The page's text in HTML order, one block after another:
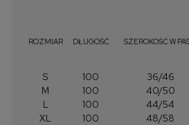
ROZMIAR DŁUGOŚĆ SZEROKOŚĆ W
S 100 36/46
M
100 40/50
L
100 44/54
XL
100 48/58